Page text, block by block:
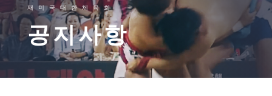
재미국대한체육회
공지사항